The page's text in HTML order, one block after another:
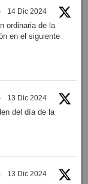
· 14 Dic 2024
ordinaria de la
en el siguiente
· 13 Dic 2024
del día de la
· 13 Dic 2024